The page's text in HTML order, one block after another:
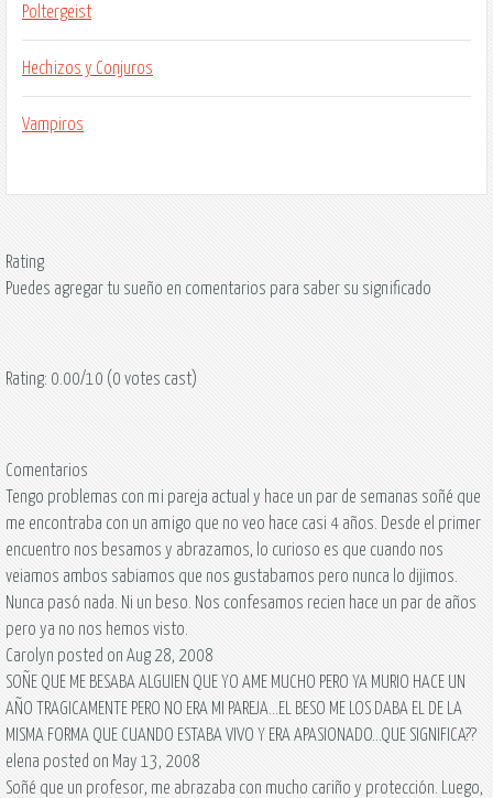
Poltergeist
Hechizos y Conjuros
Vampiros
Rating
Puedes agregar tu sueño en comentarios para saber su significado
Rating: 0.00/10 (0 votes cast)
Comentarios
Tengo problemas con mi pareja actual y hace un par de semanas soñé que
me encontraba con un amigo que no veo hace casi 4 años. Desde el primer
encuentro nos besamos y abrazamos, lo curioso es que cuando nos
veiamos ambos sabiamos que nos gustabamos pero nunca lo dijimos.
Nunca pasó nada. Ni un beso. Nos confesamos recien hace un par de años
pero ya no nos hemos visto.
Carolyn posted on Aug 28, 2008
SOÑE QUE ME BESABA ALGUIEN QUE YO AME MUCHO PERO YA MURIO HACE UN
AÑO TRAGICAMENTE PERO NO ERA MI PAREJA...EL BESO ME LOS DABA EL DE LA
MISMA FORMA QUE CUANDO ESTABA VIVO Y ERA APASIONADO...QUE SIGNIFICA??
elena posted on May 13, 2008
Soñé que un profesor, me abrazaba con mucho cariño y protección. Luego,